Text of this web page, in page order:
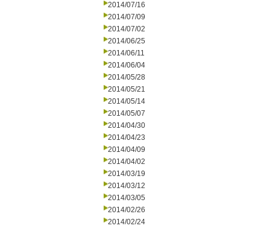
2014/07/16
2014/07/09
2014/07/02
2014/06/25
2014/06/11
2014/06/04
2014/05/28
2014/05/21
2014/05/14
2014/05/07
2014/04/30
2014/04/23
2014/04/09
2014/04/02
2014/03/19
2014/03/12
2014/03/05
2014/02/26
2014/02/24